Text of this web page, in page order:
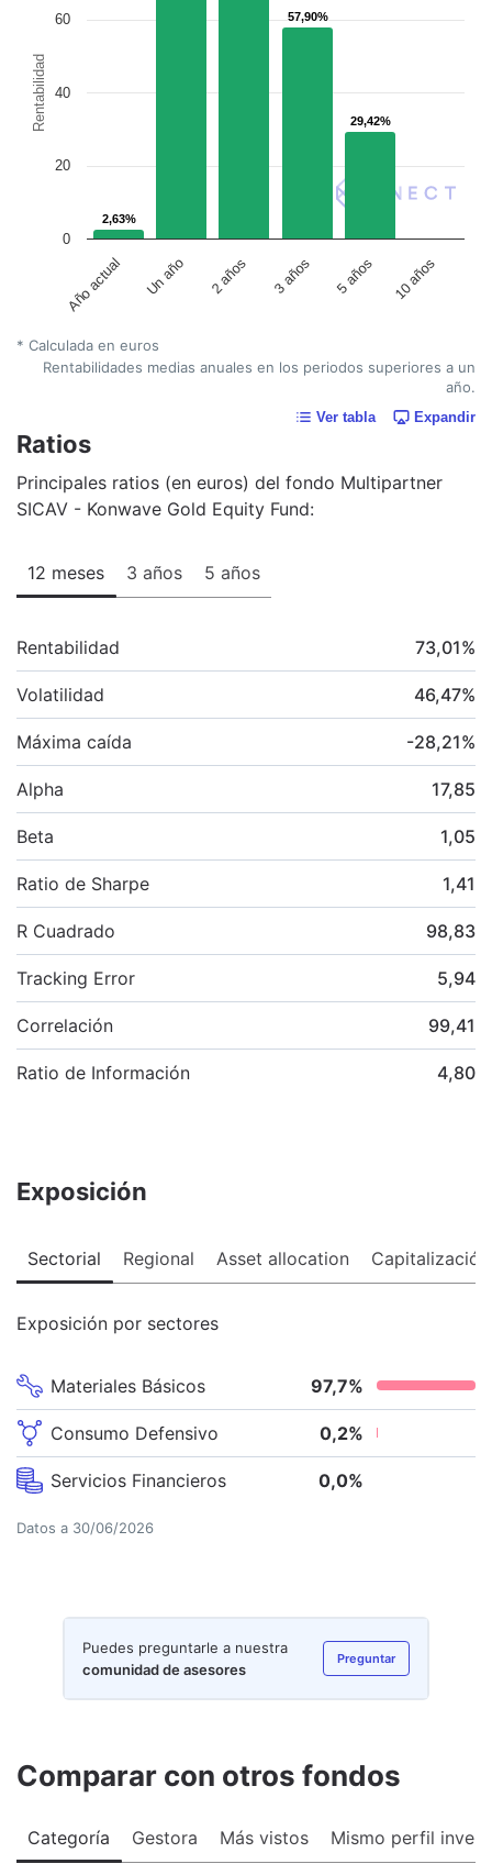
Rentabilidad
2,63%
2,63%
57,90%
57,90%
29,42%
29,42%
Año actual Un año 2 años 3 años 5 años 10 años
0
20
40
60
* Calculada en euros
Rentabilidades medias anuales en los periodos superiores a un
año.
Ver tabla Expandir
Ratios
Principales ratios (en euros) del fondo Multipartner
SICAV - Konwave Gold Equity Fund:
12 meses 3 años 5 años
Rentabilidad 73,01%
Volatilidad 46,47%
Máxima caída -28,21%
Alpha 17,85
Beta 1,05
Ratio de Sharpe 1,41
R Cuadrado 98,83
Tracking Error 5,94
Correlación 99,41
Ratio de Información 4,80
Exposición
Sectorial Regional Asset allocation Capitalización
Exposición por sectores
Materiales Básicos 97,7%
Consumo Defensivo 0,2%
Servicios Financieros 0,0%
Datos a 30/06/2026
Puedes preguntarle a nuestra
comunidad de asesores
Preguntar
Comparar con otros fondos
Categoría Gestora Más vistos Mismo perfil